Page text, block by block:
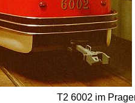
T2 6002 im